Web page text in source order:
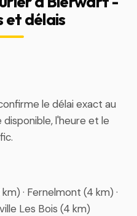
et délais
le délai exact au
l'heure et le
· Fernelmont (4 km) ·
Les Bois (4 km)